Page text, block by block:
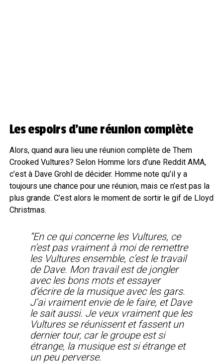
Les espoirs d’une réunion complète
Alors, quand aura lieu une réunion complète de Them
Crooked Vultures? Selon Homme lors d’une Reddit AMA,
c’est à Dave Grohl de décider. Homme note qu’il y a
toujours une chance pour une réunion, mais ce n’est pas la
plus grande. C’est alors le moment de sortir le gif de Lloyd
Christmas.
“En ce qui concerne les Vultures, ce
n’est pas vraiment à moi de remettre
les Vultures ensemble, c’est le travail
de Dave. Mon travail est de jongler
avec les bons mots et essayer
d’écrire de la musique avec les gars.
J’ai vraiment envie de le faire, et Dave
le sait aussi. Je veux vraiment que les
Vultures se réunissent et fassent un
dernier tour, car le groupe est si
étrange, la musique est si étrange et
un peu perverse.